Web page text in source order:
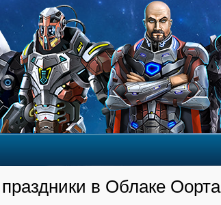
в Облаке Оорта